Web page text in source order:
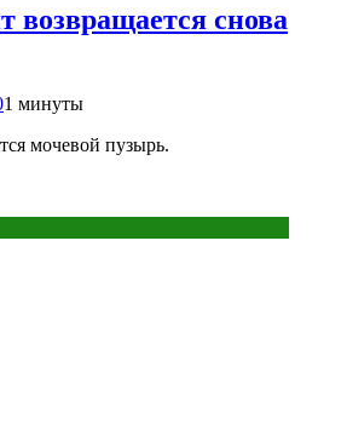
возвращается снова
1 минуты
мочевой пузырь.